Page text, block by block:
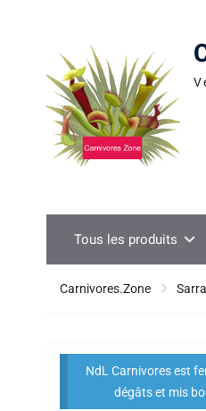
Tous les produits
Carnivores.Zone
NdL Carnivores est
dégâts et mis